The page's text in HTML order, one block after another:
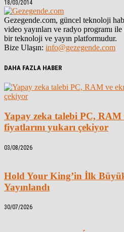
18/03/2014
Gezegende.com, güncel teknoloji
video yayınları ve radyo programı
bir teknoloji ve yayın platformudur.
Bize Ulaşın: info@gezegende.com
DAHA FAZLA HABER
Yapay zeka talebi PC, RAM
fiyatlarını yukarı çekiyor
03/08/2026
Hold Your King’in İlk
Yayınlandı
30/07/2026